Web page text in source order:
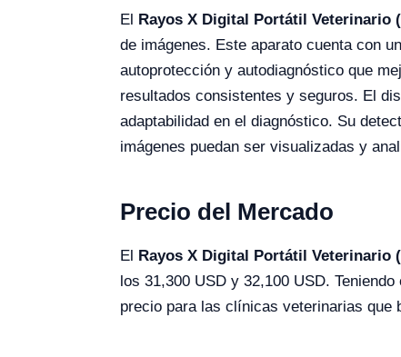
El Rayos X Digital Portátil Veterinario
de imágenes. Este aparato cuenta con
autoprotección y autodiagnóstico que
resultados consistentes y seguros. El
adaptabilidad en el diagnóstico. Su
imágenes puedan ser visualizadas y
Precio del Mercado
El Rayos X Digital Portátil Veterinario
los 31,300 USD y 32,100 USD.
precio para las clínicas veterinarias que